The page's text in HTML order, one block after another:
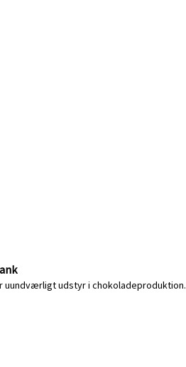
uundværligt udstyr i chokoladeproduktion.